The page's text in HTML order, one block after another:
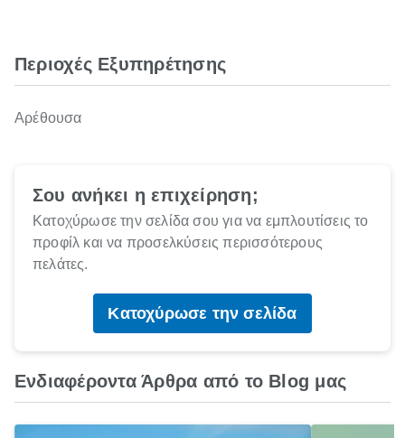
Περιοχές Εξυπηρέτησης
Αρέθουσα
Σου ανήκει η επιχείρηση;
Κατοχύρωσε την σελίδα σου για να εμπλουτίσεις το
προφίλ και να προσελκύσεις περισσότερους
πελάτες.
Κατοχύρωσε την σελίδα
Ενδιαφέροντα Άρθρα από το Blog μας